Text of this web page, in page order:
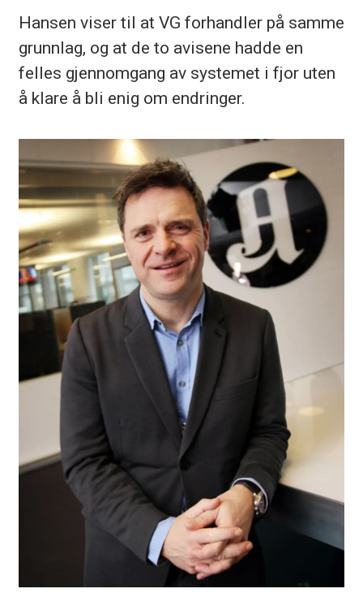
Hansen viser til at VG forhandler på samme
grunnlag, og at de to avisene hadde en
felles gjennomgang av systemet i fjor uten
å klare å bli enig om endringer.